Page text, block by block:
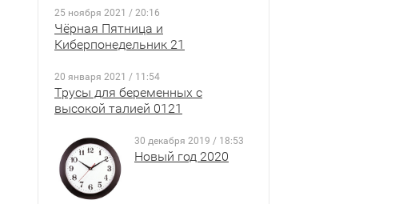
25 ноября 2021 / 20:16
Чёрная Пятница и
Киберпонедельник 21
20 января 2021 / 11:54
Трусы для беременных с
высокой талией 0121
30 декабря 2019 / 18:53
Новый год 2020